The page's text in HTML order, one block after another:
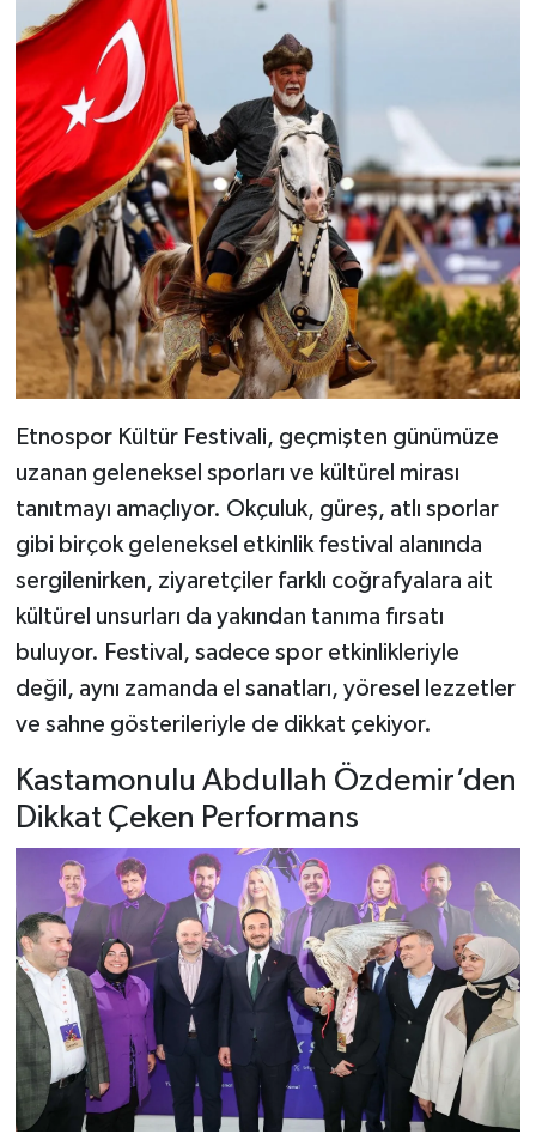
Etnospor Kültür Festivali, geçmişten günümüze
uzanan geleneksel sporları ve kültürel mirası
tanıtmayı amaçlıyor. Okçuluk, güreş, atlı sporlar
gibi birçok geleneksel etkinlik festival alanında
sergilenirken, ziyaretçiler farklı coğrafyalara ait
kültürel unsurları da yakından tanıma fırsatı
buluyor. Festival, sadece spor etkinlikleriyle
değil, aynı zamanda el sanatları, yöresel lezzetler
ve sahne gösterileriyle de dikkat çekiyor.
Kastamonulu Abdullah Özdemir’den
Dikkat Çeken Performans